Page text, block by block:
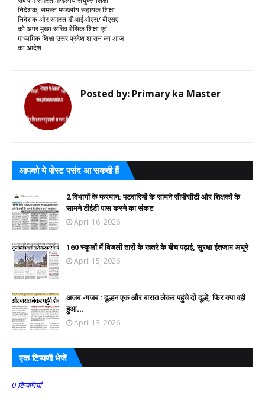
निदेशक, समस्त मण्डलीय सहायक शिक्षा
निदेशक और समस्त डीआईओएस/ बीएसए
को अपर मुख्य सचिव बेसिक शिक्षा एवं
माध्यमिक शिक्षा उत्तर प्रदेश शासन का आज
का आदेश
Posted by: Primary ka Master
आपको ये पोस्ट पसंद आ सकती हैं
2 विभागों के फरमान: पटवारियों के सामने सीपीसीटी और शिक्षकों के
सामने टीईटी पास करने का संकट
April 16, 2026
160 स्कूलों में बिजली तारों के खतरे के बीच पढ़ाई, सुरक्षा इंतजाम अधूरे
April 15, 2026
अजब -गजब : दुल्हन एक और बारात लेकर पहुंचे दो दूल्हे, फिर क्या वही
हुआ...
April 13, 2026
एक टिप्पणी भेजें
0 टिप्पणियाँ